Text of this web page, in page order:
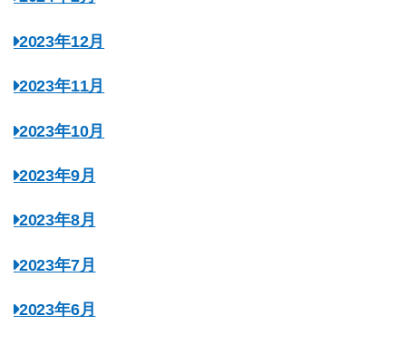
2023年12月
2023年11月
2023年10月
2023年9月
2023年8月
2023年7月
2023年6月